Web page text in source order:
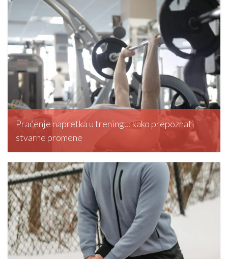
Praćenje napretka u treningu: kako prepoznati
stvarne promene
editormd, February 20, 2026